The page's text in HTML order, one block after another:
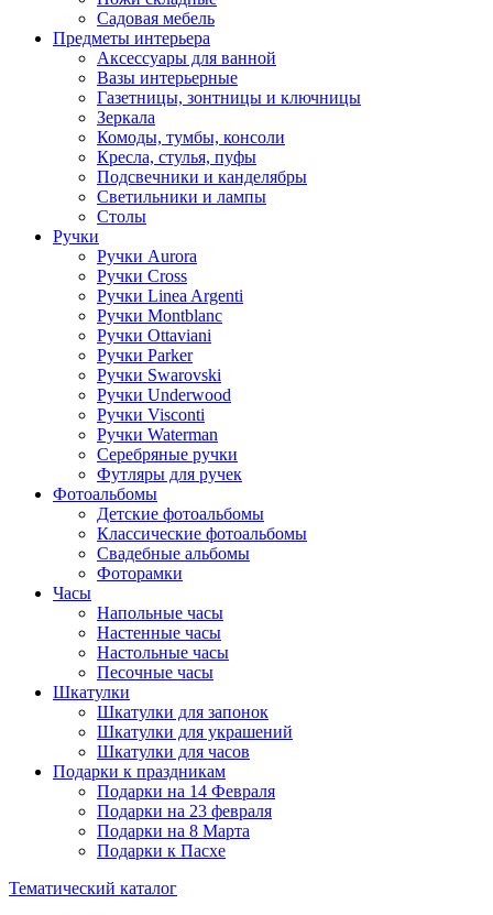
Садовая мебель
Предметы интерьера
Аксессуары для ванной
Вазы интерьерные
Газетницы, зонтницы и ключницы
Зеркала
Комоды, тумбы, консоли
Кресла, стулья, пуфы
Подсвечники и канделябры
Светильники и лампы
Столы
Ручки
Ручки Aurora
Ручки Cross
Ручки Linea Argenti
Ручки Montblanc
Ручки Ottaviani
Ручки Parker
Ручки Swarovski
Ручки Underwood
Ручки Visconti
Ручки Waterman
Серебряные ручки
Футляры для ручек
Фотоальбомы
Детские фотоальбомы
Классические фотоальбомы
Свадебные альбомы
Фоторамки
Часы
Напольные часы
Настенные часы
Настольные часы
Песочные часы
Шкатулки
Шкатулки для запонок
Шкатулки для украшений
Шкатулки для часов
Подарки к праздникам
Подарки на 14 Февраля
Подарки на 23 февраля
Подарки на 8 Марта
Подарки к Пасхе
Тематический каталог